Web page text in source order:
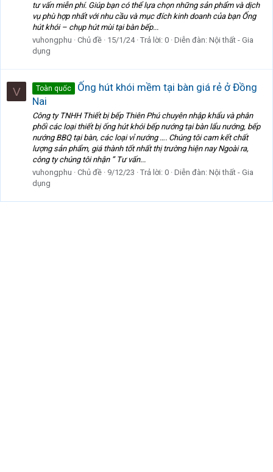
tư vấn miễn phí. Giúp bạn có thể lựa chọn những sản phẩm và dịch
vụ phù hợp nhất với nhu cầu và mục đích kinh doanh của bạn Ống
hút khói – chụp hút mùi tại bàn bếp...
vuhongphu
Chủ đề 15/1/24 Trả lời: 0 Diễn đàn: Nội thất - Gia
dụng
V Toàn quốc
Ống hút khói mềm tại bàn giá rẻ ở Đồng
Nai
Công ty TNHH Thiết bị bếp Thiên Phú chuyên nhập khẩu và phân
phối các loại thiết bị ống hút khói bếp nướng tại bàn lẩu nướng, bếp
nướng BBQ tại bàn, các loại vỉ nướng …. Chúng tôi cam kết chất
lượng sản phẩm, giá thành tốt nhất thị trường hiện nay Ngoài ra,
công ty chúng tôi nhận ” Tư vấn...
vuhongphu
Chủ đề 9/12/23 Trả lời: 0 Diễn đàn: Nội thất - Gia
dụng